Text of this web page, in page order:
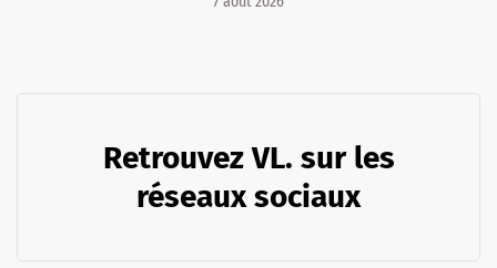
Retrouvez VL. sur les
réseaux sociaux